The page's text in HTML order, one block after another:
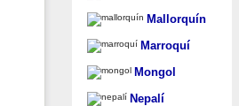
Mallorquín
Marroquí
Mongol
Nepalí